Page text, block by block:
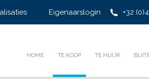
+32
Eigenaarslogin
HOME TE KOOP TE HUUR